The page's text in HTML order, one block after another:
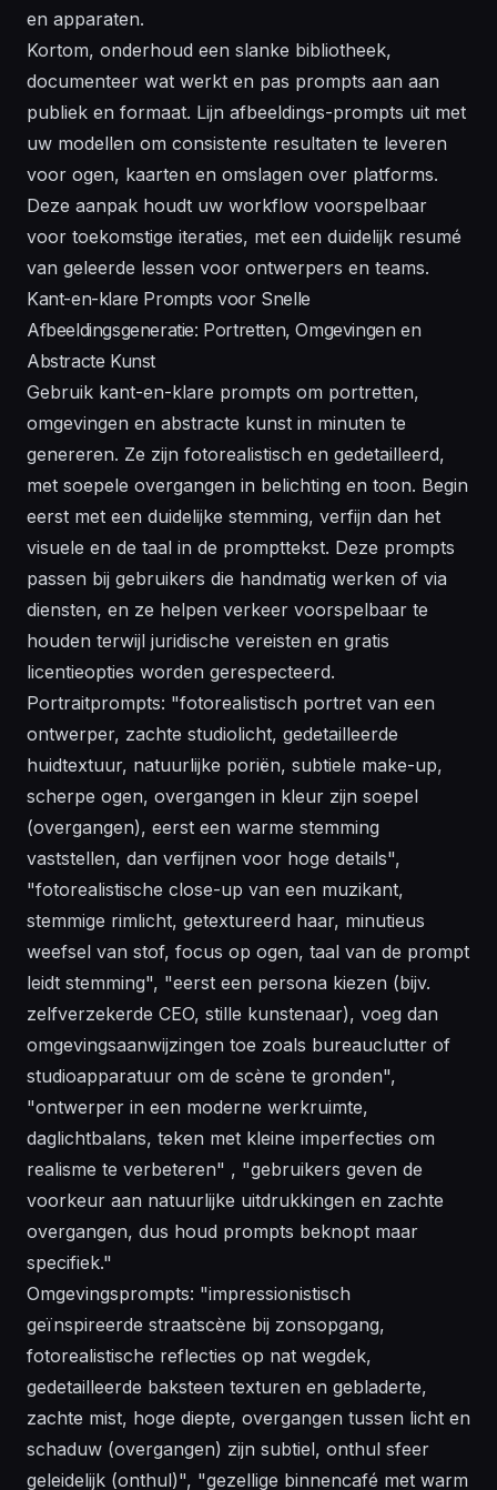
en apparaten.
Kortom, onderhoud een slanke bibliotheek,
documenteer wat werkt en pas prompts aan aan
publiek en formaat. Lijn afbeeldings-prompts uit met
uw modellen om consistente resultaten te leveren
voor ogen, kaarten en omslagen over platforms.
Deze aanpak houdt uw workflow voorspelbaar
voor toekomstige iteraties, met een duidelijk resumé
van geleerde lessen voor ontwerpers en teams.
Kant-en-klare Prompts voor Snelle
Afbeeldingsgeneratie: Portretten, Omgevingen en
Abstracte Kunst
Gebruik kant-en-klare prompts om portretten,
omgevingen en abstracte kunst in minuten te
genereren. Ze zijn fotorealistisch en gedetailleerd,
met soepele overgangen in belichting en toon. Begin
eerst met een duidelijke stemming, verfijn dan het
visuele en de taal in de prompttekst. Deze prompts
passen bij gebruikers die handmatig werken of via
diensten, en ze helpen verkeer voorspelbaar te
houden terwijl juridische vereisten en gratis
licentieopties worden gerespecteerd.
Portraitprompts: "fotorealistisch portret van een
ontwerper, zachte studiolicht, gedetailleerde
huidtextuur, natuurlijke poriën, subtiele make-up,
scherpe ogen, overgangen in kleur zijn soepel
(overgangen), eerst een warme stemming
vaststellen, dan verfijnen voor hoge details",
"fotorealistische close-up van een muzikant,
stemmige rimlicht, getextureerd haar, minutieus
weefsel van stof, focus op ogen, taal van de prompt
leidt stemming", "eerst een persona kiezen (bijv.
zelfverzekerde CEO, stille kunstenaar), voeg dan
omgevingsaanwijzingen toe zoals bureauclutter of
studioapparatuur om de scène te gronden",
"ontwerper in een moderne werkruimte,
daglichtbalans, teken met kleine imperfecties om
realisme te verbeteren" , "gebruikers geven de
voorkeur aan natuurlijke uitdrukkingen en zachte
overgangen, dus houd prompts beknopt maar
specifiek."
Omgevingsprompts: "impressionistisch
geïnspireerde straatscène bij zonsopgang,
fotorealistische reflecties op nat wegdek,
gedetailleerde baksteen texturen en gebladerte,
zachte mist, hoge diepte, overgangen tussen licht en
schaduw (overgangen) zijn subtiel, onthul sfeer
geleidelijk (onthul)", "gezellige binnencafé met warm